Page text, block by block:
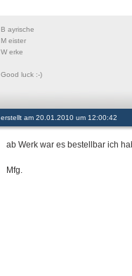
B ayrische
M eister
W erke
Good luck :-)
erstellt am 20.01.2010 um 12:00:42
ab Werk war es bestellbar ich
Mfg.